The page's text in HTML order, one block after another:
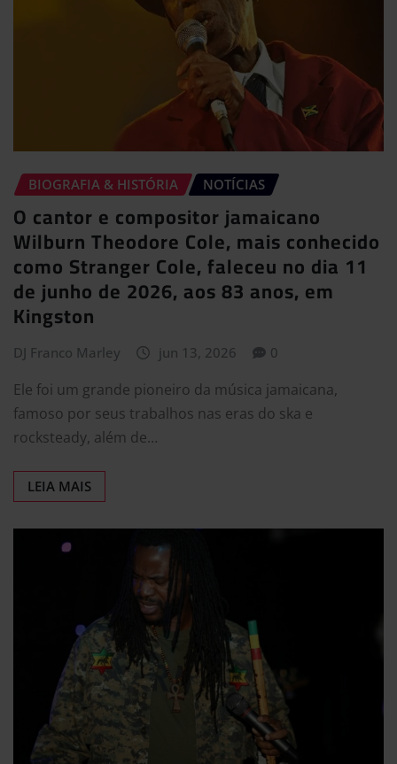
BIOGRAFIA & HISTÓRIA NOTÍCIAS
O cantor e compositor jamaicano
Wilburn Theodore Cole, mais conhecido
como Stranger Cole, faleceu no dia 11
de junho de 2026, aos 83 anos, em
Kingston
DJ Franco Marley jun 13, 2026 0
Ele foi um grande pioneiro da música jamaicana,
famoso por seus trabalhos nas eras do ska e
rocksteady, além de…
LEIA MAIS